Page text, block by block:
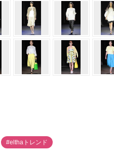
#elthaトレンド